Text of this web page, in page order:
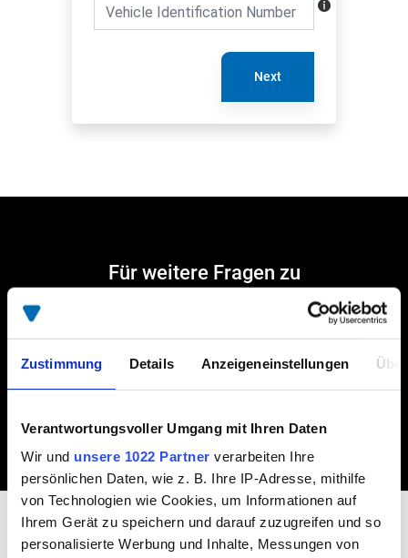
Zustimmung Details Anzeigeneinstellungen
Verantwortungsvoller Umgang mit Ihren Daten
Wir und unsere 1022 Partner verarbeiten Ihre
persönlichen Daten, wie z. B. Ihre IP-Adresse, mithilfe
von Technologien wie Cookies, um Informationen auf
Ihrem Gerät zu speichern und darauf zuzugreifen und so
personalisierte Werbung und Inhalte, Messungen von
Next
Für weitere Fragen zu
Ersatzteilen kontaktieren Sie
Ihren Ansprechpartner im
SPIER Kundendienst.